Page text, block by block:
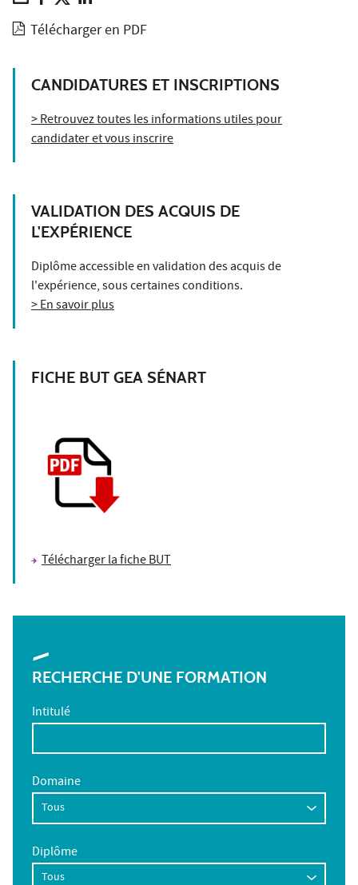
Télécharger en PDF
CANDIDATURES ET INSCRIPTIONS
> Retrouvez toutes les informations utiles pour
candidater et vous inscrire
VALIDATION DES ACQUIS DE
L'EXPÉRIENCE
Diplôme accessible en validation des acquis de
l'expérience, sous certaines conditions.
> En savoir plus
FICHE BUT GEA SÉNART
Télécharger la fiche BUT
RECHERCHE D'UNE FORMATION
Intitulé
Domaine
Diplôme